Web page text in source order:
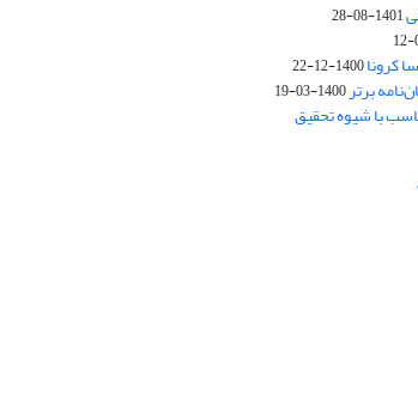
1401-08-28
کرونا1400-12-22
برتر1400-03-19
با شیوه تحقیق